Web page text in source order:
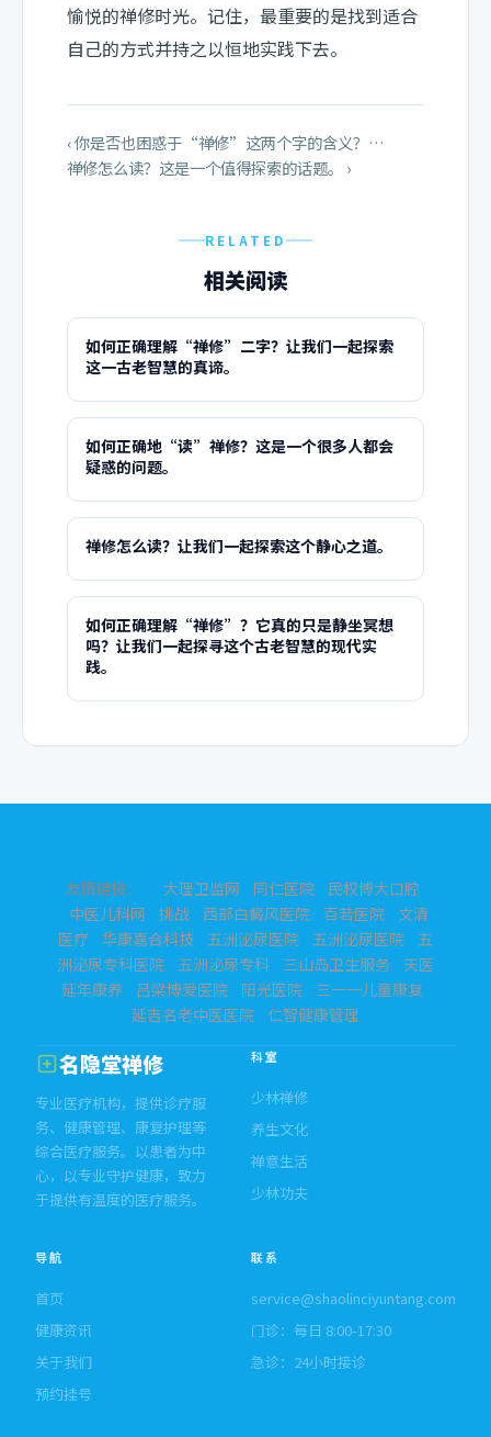
愉悦的禅修时光。记住，最重要的是找到适合
自己的方式并持之以恒地实践下去。
‹ 你是否也困惑于“禅修”这两个字的含义？…
禅修怎么读？这是一个值得探索的话题。 ›
RELATED
相关阅读
如何正确理解“禅修”二字？让我们一起探索
这一古老智慧的真谛。
如何正确地“读”禅修？这是一个很多人都会
疑惑的问题。
禅修怎么读？让我们一起探索这个静心之道。
如何正确理解“禅修”？它真的只是静坐冥想
吗？让我们一起探寻这个古老智慧的现代实
践。
友情链接： 大理卫监网 同仁医院
民权博大口腔
中医儿科网
挑战 西部白癜风医院 百若医院
文清
医疗 华康嘉合科技 五洲泌尿医院 五洲泌尿医院
五
洲泌尿专科医院
五洲泌尿专科 三山岛卫生服务
天医
延年康养
吕梁博爱医院 阳光医院
三一一儿童康复
延吉名老中医医院
仁智健康管理
名隐堂禅修
专业医疗机构，提供诊疗服
务、健康管理、康复护理等
综合医疗服务。以患者为中
心，以专业守护健康，致力
于提供有温度的医疗服务。
科室
少林禅修
养生文化
禅意生活
少林功夫
导航
首页
健康资讯
关于我们
预约挂号
联系
service@shaolinciyuntang.com
门诊：每日 8:00-17:30
急诊：24小时接诊